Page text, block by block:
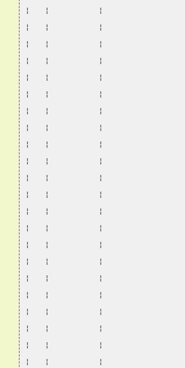
¦   ¦          ¦
¦   ¦          ¦
¦   ¦          ¦
¦   ¦          ¦
¦   ¦          ¦
¦   ¦          ¦
¦   ¦          ¦
¦   ¦          ¦
¦   ¦          ¦
¦   ¦          ¦
¦   ¦          ¦
¦   ¦          ¦
¦   ¦          ¦                  ¦В
¦   ¦          ¦
¦   ¦          ¦
¦   ¦          ¦
¦   ¦          ¦
¦   ¦          ¦
¦   ¦          ¦
¦   ¦          ¦
¦   ¦          ¦
¦   ¦          ¦